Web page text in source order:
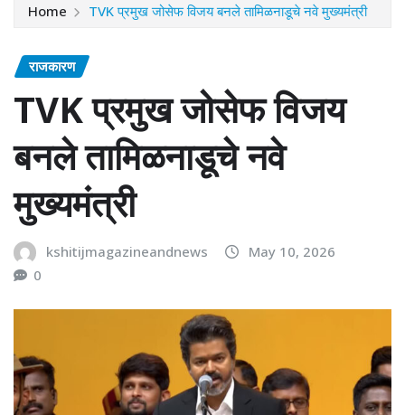
Home TVK प्रमुख जोसेफ विजय बनले तामिळनाडूचे नवे मुख्यमंत्री
राजकारण
TVK प्रमुख जोसेफ विजय
बनले तामिळनाडूचे नवे
मुख्यमंत्री
kshitijmagazineandnews
May 10, 2026
0